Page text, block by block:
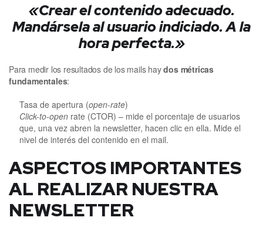
«Crear el contenido adecuado.
Mandársela al usuario indiciado. A la
hora perfecta.»
Para medir los resultados de los mails haydos métricas
fundamentales:
Tasa de apertura (open-rate)
Click-to-open rate (CTOR) – mide el porcentaje de usuarios
que, una vez abren la newsletter, hacen clic en ella. Mide el
nivel de interés del contenido en el mail.
ASPECTOS IMPORTANTES
AL REALIZAR NUESTRA
NEWSLETTER